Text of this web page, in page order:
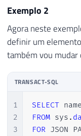
23
24
25
26
28
30
31
32
    {
    },
    }
]
Exemplo 2
Agora neste
definir um
também vou
TRANSACT-SQL
1
2
3
SELECT
FROM sys .
FOR JSON